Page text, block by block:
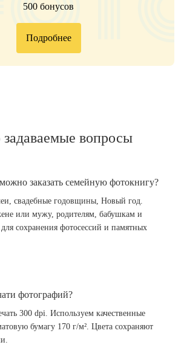
500 бонусов
Подробнее
задаваемые вопросы
заказать семейную фотокнигу?
свадебные годовщины, Новый год.
или мужу, родителям, бабушкам и
сохранения фотосессий и памятных
фотографий?
300 dpi. Используем качественные
бумагу 170 г/м². Цвета сохраняют